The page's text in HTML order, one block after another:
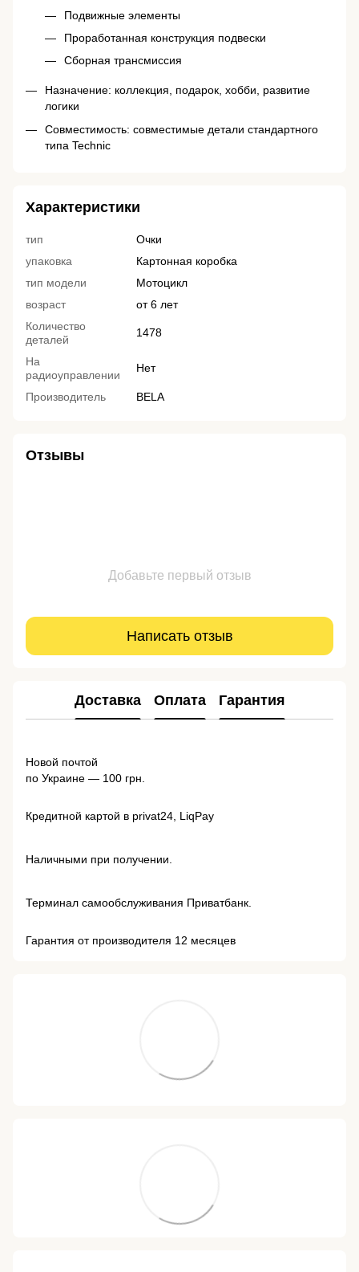
Подвижные элементы
Проработанная конструкция подвески
Сборная трансмиссия
Назначение: коллекция, подарок, хобби, развитие
логики
Совместимость: совместимые детали стандартного
типа Technic
Характеристики
тип
Очки
упаковка
Картонная коробка
тип модели
Мотоцикл
возраст
от 6 лет
Количество
деталей
1478
На
радиоуправлении
Нет
Производитель BELA
Отзывы
Добавьте первый отзыв
Написать отзыв
Доставка Оплата Гарантия
Новой почтой
по Украине — 100 грн.
Кредитной картой в privat24, LiqPay
Наличными при получении.
Терминал самообслуживания Приватбанк.
Гарантия от производителя 12 месяцев